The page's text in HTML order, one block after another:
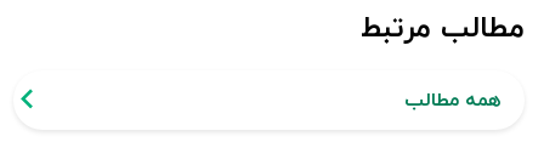
مطالب مرتبط
همه مطالب